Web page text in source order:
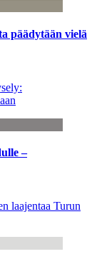
päädytään vielä
–
laajentaa Turun